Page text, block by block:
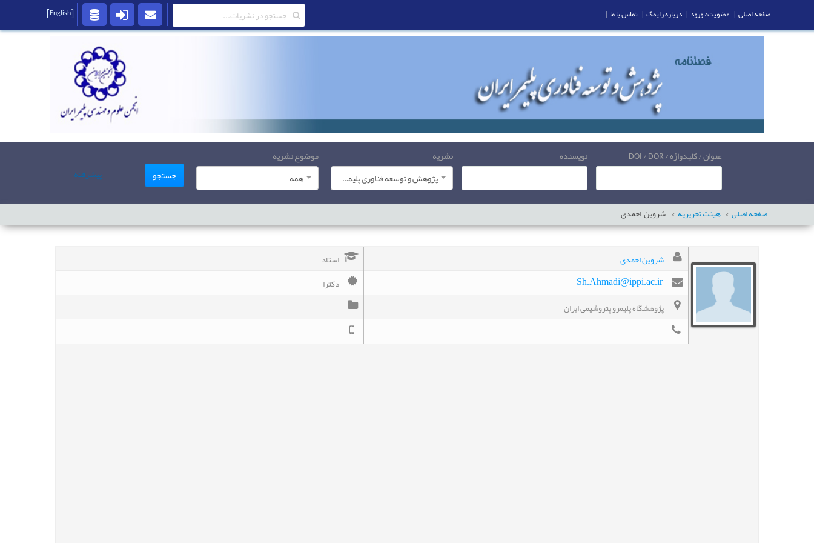
عنوان / کلیدواژه / DOI / DOR نویسنده
نشریه
پژوهش و توسعه فناوری پلیمر ایران
موضوع نشریه
همه
جستجو پیشرفته
صفحه اصلی هیئت تحریریه شرویناحمدی
شروین احمدی استاد
Sh.Ahmadi@ippi.ac.ir
دکترا
پژوهشگاه پلیمرو پتروشیمی ایران
صفحه اصلی | عضویت/ ورود | درباره رایمگ | تماس با ما |
[English]